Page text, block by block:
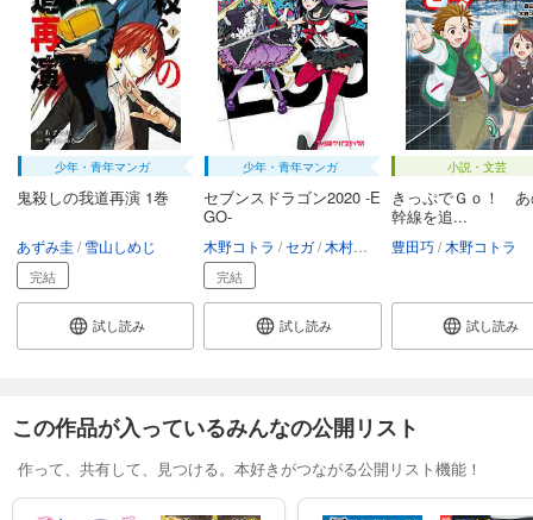
少年・青年マンガ
鬼殺しの我道再演 1巻
あずみ圭 雪山しめじ
完結
試し読み
少年・青年マンガ
セブンスドラゴン2020 -E
GO-
木野コトラ セガ 木村明広
完結
試し読み
小説・文芸
きっぷでＧｏ！ あ
幹線を追...
豊田巧 木野コトラ
試し読み
この作品が入っているみんなの公開リスト
作って、共有して、見つける。本好きがつながる公開リスト機能！